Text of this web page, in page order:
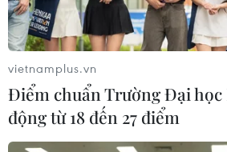
vietnamplus.vn
Điểm chuẩn Trường Đại học
động từ 18 đến 27 điểm